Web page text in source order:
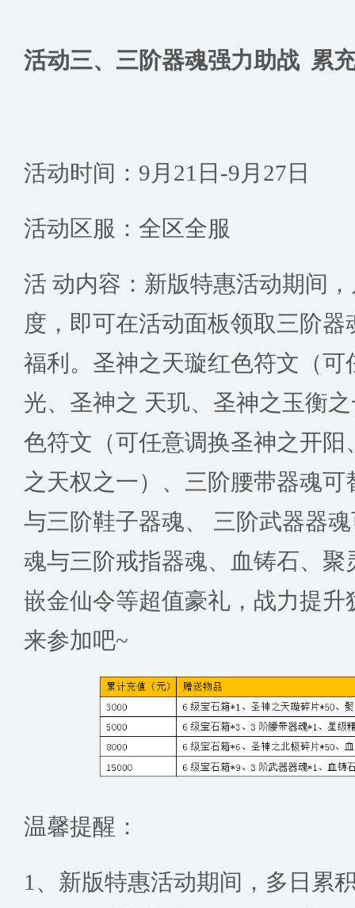
活动三、三阶器魂强力助战 累
活动时间：9月21日-9月27日
活动区服：全区全服
活 动内容：新版特惠活动期间
度，即可在活动面板领取三阶
福利。圣神之天璇红色符文（可
光、圣神之 天玑、圣神之玉衡
色符文（可任意调换圣神之开阳
之天权之一）、三阶腰带器魂
与三阶鞋子器魂、 三阶武器器
魂与三阶戒指器魂、血铸石、聚
嵌金仙令等超值豪礼，战力提升
来参加吧~
温馨提醒：
1、新版特惠活动期间，多日累